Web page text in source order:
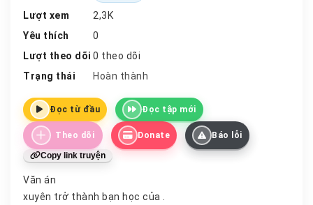
Lượt xem
2,3K
Yêu thích
0
Lượt theo dõi 0 theo dõi
Trạng thái
Hoàn thành
Đọc từ đầu Đọc tập mới
Theo dõi Donate Báo lỗi
Copy link truyện
Văn án